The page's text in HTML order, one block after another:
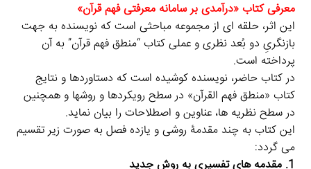
بلاگ
پرداخت
تماس با ما
ثبت شکایات
معرفی کتاب «درآمدی بر سامانه معرفتی فهم قرآن»
این اثر، حلقه ای از مجموعه مباحثی است که نویسنده به جهت
بازنگریِ دو بُعد نظری و عملی کتاب “منطق فهم قرآن” به آن
پرداخته است.
در کتاب حاضر، نویسنده کوشیده است که دستاوردها و نتایج
کتاب «منطق فهم القرآن» در سطح رویکردها و روشها و همچنین
در سطح نظریه ها، عناوین و اصطلاحات را بیان نماید.
این کتاب به چند مقدمۀ روشی و یازده فصل به صورت زیر تقسیم
می گردد:
1. مقدمه های تفسیری به روش جدید